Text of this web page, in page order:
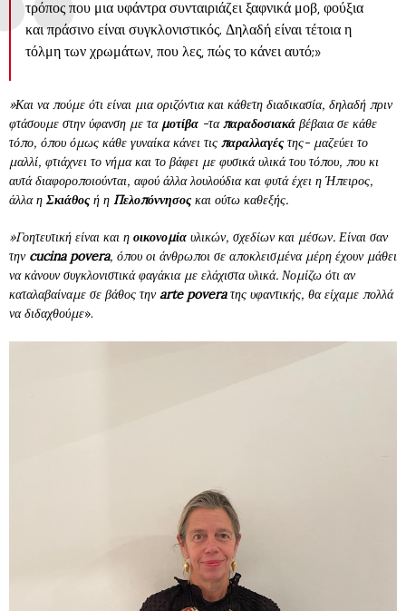
τρόπος που μια υφάντρα συνταιριάζει ξαφνικά μοβ, φούξια
και πράσινο είναι συγκλονιστικός. Δηλαδή είναι τέτοια η
τόλμη των χρωμάτων, που λες, πώς το κάνει αυτό;»
»Και να πούμε ότι είναι μια οριζόντια και κάθετη διαδικασία, δηλαδή πριν
φτάσουμε στην ύφανση με τα μοτίβα -ταπαραδοσιακά βέβαια σε κάθε
τόπο, όπου όμως κάθε γυναίκα κάνει τις παραλλαγές της- μαζεύει το
μαλλί, φτιάχνει το νήμα και το βάφει με φυσικά υλικά του τόπου, που κι
αυτά διαφοροποιούνται, αφού άλλα λουλούδια και φυτά έχει η Ήπειρος,
άλλα ηΣκιάθος ή η Πελοπόννησος και ούτω καθεξής.
»Γοητευτική είναι και η οικονομία υλικών, σχεδίων και μέσων. Είναι σαν
την cucina povera, όπου οι άνθρωποι σε αποκλεισμένα μέρη έχουν μάθει
να κάνουν συγκλονιστικά φαγάκια με ελάχιστα υλικά. Νομίζω ότι αν
καταλαβαίναμε σε βάθος τηνarte poveraτης υφαντικής, θα είχαμε πολλά
να διδαχθούμε».